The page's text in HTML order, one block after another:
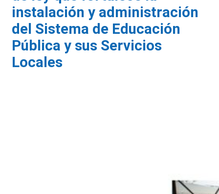
instalación y administración
del Sistema de Educación
Pública y sus Servicios
Locales